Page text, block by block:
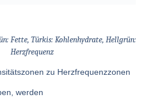
Fette, Türkis: Kohlenhydrate, Hellgrün:
Herzfrequenz
zu Herzfrequenzzonen
werden